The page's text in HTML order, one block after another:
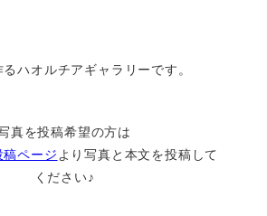
ハオルチアギャラリーです。
真を投稿希望の方は
ページ より写真と本文を投稿して
ください♪